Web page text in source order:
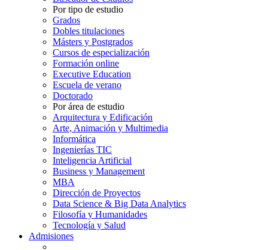
Por tipo de estudio
Grados
Dobles titulaciones
Másters y Postgrados
Cursos de especialización
Formación online
Executive Education
Escuela de verano
Doctorado
Por área de estudio
Arquitectura y Edificación
Arte, Animación y Multimedia
Informática
Ingenierías TIC
Inteligencia Artificial
Business y Management
MBA
Dirección de Proyectos
Data Science & Big Data Analytics
Filosofía y Humanidades
Tecnología y Salud
Admisiones